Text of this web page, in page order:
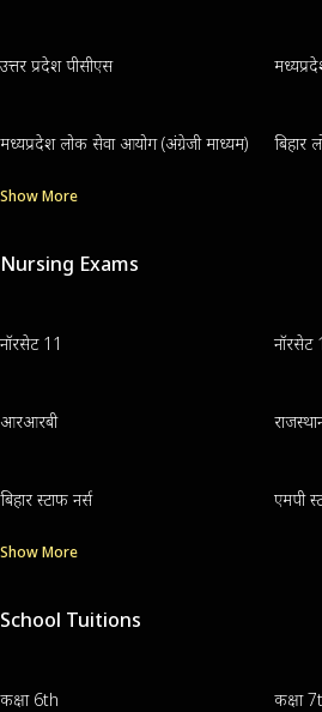
उत्तर प्रदेश पीसीएस
मध्यप्रदेश लोक सेवा आयोग (अंग्रेजी माध्यम) बिहार
Show More
Nursing Exams
नॉरसेट 11 नॉरसेट
आरआरबी
बिहार स्टाफ नर्स एमपी
Show More
School Tuitions
कक्षा 6th कक्षा